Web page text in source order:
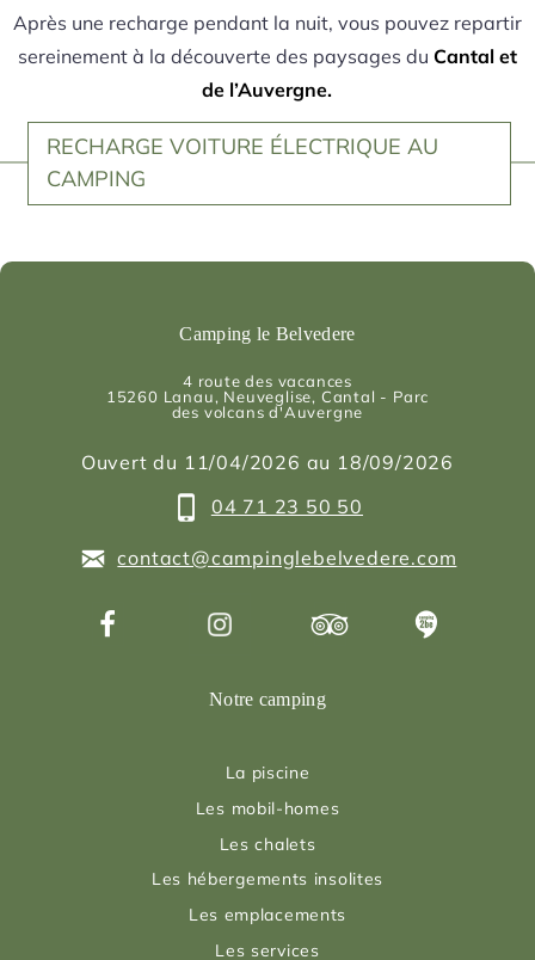
Après une recharge pendant la nuit, vous pouvez repartir
sereinement à la découverte des paysages du Cantal et
de l’Auvergne.
RECHARGE VOITURE ÉLECTRIQUE AU
CAMPING
Camping le Belvedere
4 route des vacances
15260 Lanau, Neuveglise, Cantal - Parc
des volcans d'Auvergne
Ouvert du 11/04/2026 au 18/09/2026
04 71 23 50 50
contact@campinglebelvedere.com
Notre camping
La piscine
Les mobil-homes
Les chalets
Les hébergements insolites
Les emplacements
Les services